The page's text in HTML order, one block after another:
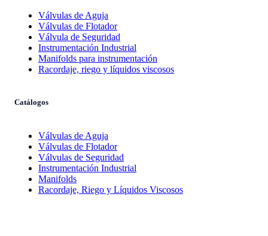
Válvulas de Aguja
Válvulas de Flotador
Válvula de Seguridad
Instrumentación Industrial
Manifolds para instrumentación
Racordaje, riego y líquidos viscosos
Catálogos
Válvulas de Aguja
Válvulas de Flotador
Válvulas de Seguridad
Instrumentación Industrial
Manifolds
Racordaje, Riego y Líquidos Viscosos